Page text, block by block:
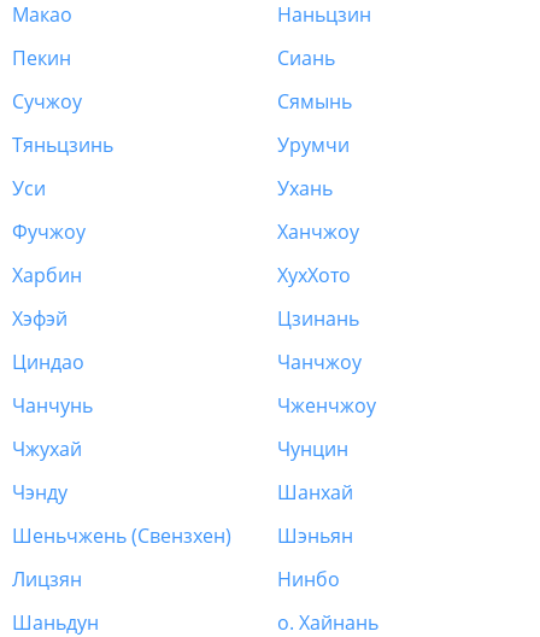
Макао
Наньцзин
Пекин
Сиань
Сучжоу
Сямынь
Тяньцзинь
Урумчи
Уси
Ухань
Фучжоу
Ханчжоу
Харбин
ХухХото
Хэфэй
Цзинань
Циндао
Чанчжоу
Чанчунь
Чженчжоу
Чжухай
Чунцин
Чэнду
Шанхай
Шеньчжень (Свензхен)
Шэньян
Лицзян
Нинбо
Шаньдун
о. Хайнань